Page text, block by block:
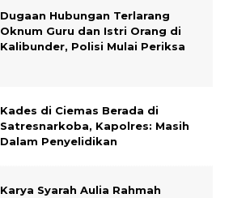
Dugaan Hubungan Terlarang
Oknum Guru dan Istri Orang di
Kalibunder, Polisi Mulai Periksa
Kades di Ciemas Berada di
Satresnarkoba, Kapolres: Masih
Dalam Penyelidikan
Karya Syarah Aulia Rahmah